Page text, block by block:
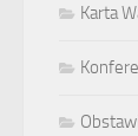
Karta